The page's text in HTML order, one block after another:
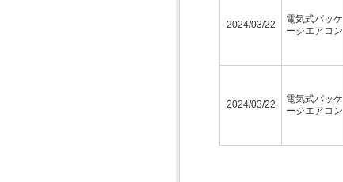
2024/03/22
電気式パッケ
ージエアコン
2024/03/22
電気式パッケ
ージエアコン